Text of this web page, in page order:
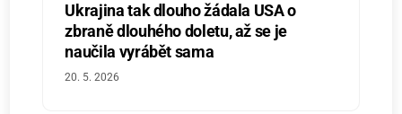
Ukrajina tak dlouho žádala USA o
zbraně dlouhého doletu, až se je
naučila vyrábět sama
20. 5. 2026